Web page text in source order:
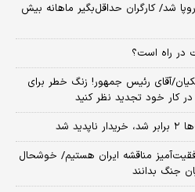
شد/ کارگران حداقل‌بگیر ماهانه بیش
در راه است؟
آقای رئیس جمهور! زنگ خطر برای
کار خود تجدید نظر کنید
شد
مناقشه ایران هستیم/ خوشحال
جنگ بدانند